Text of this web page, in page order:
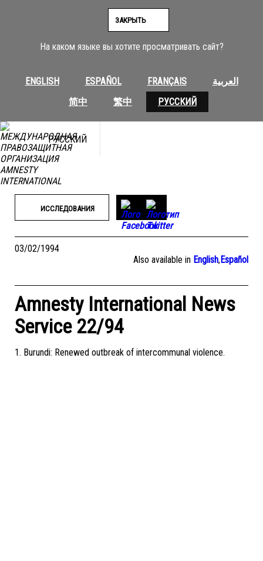
На каком языке вы хотите просматривать сайт?
ENGLISH ESPAÑOL FRANÇAIS
العربية
简中
繁中 РУССКИЙ
ЗАКРЫТЬ
РУССКИЙ
ИССЛЕДОВАНИЯ
03/02/1994
Also available in English,Español
Amnesty International News
Service 22/94
1. Burundi: Renewed outbreak of intercommunal violence.